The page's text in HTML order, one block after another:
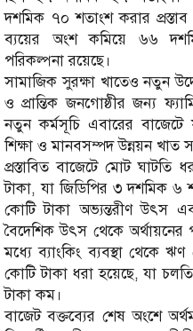
দশমিক ৭০ শতাংশ করার
ব্যয়ের অংশ কমিয়ে ৬৬
পরিকল্পনা রয়েছে।
সামাজিক সুরক্ষা খাতেও নতুন
ও প্রান্তিক জনগোষ্ঠীর জন্য
নতুন কর্মসূচি এবারের বাজেটে
শিক্ষা ও মানবসম্পদ উন্নয়ন খাত
প্রস্তাবিত বাজেটে মোট
টাকা, যা জিডিপির ৩ দশমিক ৬
কোটি টাকা অভ্যন্তরীণ উৎস
বৈদেশিক উৎস থেকে অর্থায়নের
মধ্যে ব্যাংকিং ব্যবস্থা থেকে
কোটি টাকা ধরা হয়েছে, যা
টাকা কম।
বাজেট বক্তব্যের শেষ অংশে